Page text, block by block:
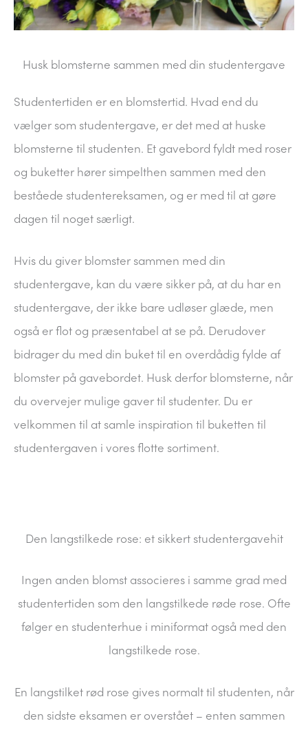
Husk blomsterne sammen med din studentergave
Studentertiden er en blomstertid. Hvad end du
vælger som studentergave, er det med at huske
blomsterne til studenten. Et gavebord fyldt med roser
og buketter hører simpelthen sammen med den
beståede studentereksamen, og er med til at gøre
dagen til noget særligt.
Hvis du giver blomster sammen med din
studentergave, kan du være sikker på, at du har en
studentergave, der ikke bare udløser glæde, men
også er flot og præsentabel at se på. Derudover
bidrager du med din buket til en overdådig fylde af
blomster på gavebordet. Husk derfor blomsterne, når
du overvejer mulige gaver til studenter. Du er
velkommen til at samle inspiration til buketten til
studentergaven i vores flotte sortiment.
Den langstilkede rose: et sikkert studentergavehit
Ingen anden blomst associeres i samme grad med
studentertiden som den langstilkede røde rose. Ofte
følger en studenterhue i miniformat også med den
langstilkede rose.
En langstilket rød rose gives normalt til studenten, når
den sidste eksamen er overstået – enten sammen